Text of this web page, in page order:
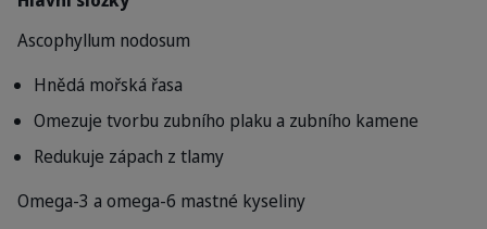
Ascophyllum nodosum
Hnědá mořská řasa
Omezuje tvorbu zubního plaku a zubního kamene
Redukuje zápach z tlamy
Omega-3 a omega-6 mastné kyseliny